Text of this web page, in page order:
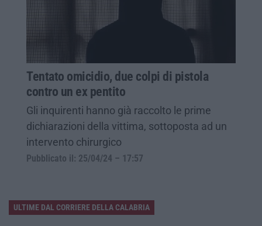
Tentato omicidio, due colpi di pistola
contro un ex pentito
Gli inquirenti hanno già raccolto le prime
dichiarazioni della vittima, sottoposta ad un
intervento chirurgico
Pubblicato il: 25/04/24 – 17:57
ULTIME DAL CORRIERE DELLA CALABRIA